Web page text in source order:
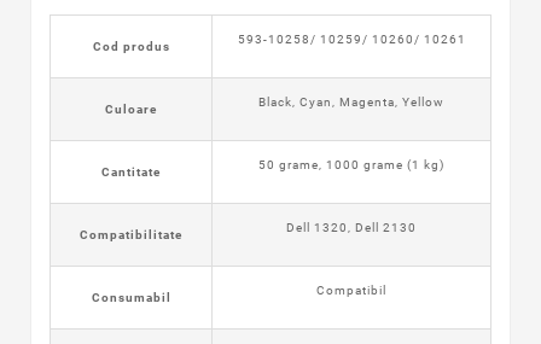
Cod produs
593-10258/ 10259/ 10260/ 10261
Culoare
Black, Cyan, Magenta, Yellow
Cantitate
50 grame, 1000 grame (1 kg)
Compatibilitate
Dell 1320, Dell 2130
Consumabil
Compatibil